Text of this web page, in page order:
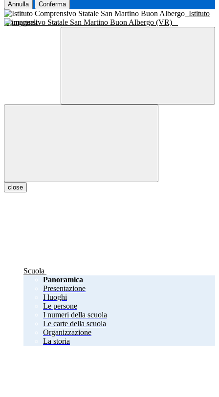
Annulla Conferma
Istituto
Comprensivo Statale San Martino Buon Albergo (VR)
close
Scuola
Panoramica
Presentazione
I luoghi
Le persone
I numeri della scuola
Le carte della scuola
Organizzazione
La storia